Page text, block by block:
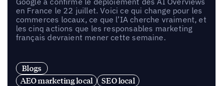
en France le 22 juillet. Voici ce qui change pour les
commerces locaux, ce que l’IA cherche vraiment, et
les cinq actions que les responsables marketing
français devraient mener cette semaine.
Blogs
AEO marketing local
SEO local